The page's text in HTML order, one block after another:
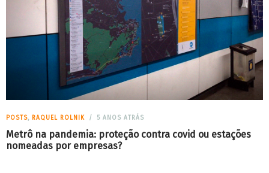
POSTS, RAQUEL ROLNIK 5 ANOS ATRÁS
Metrô na pandemia: proteção contra covid ou estações
nomeadas por empresas?